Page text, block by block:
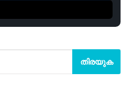
തിരയുക